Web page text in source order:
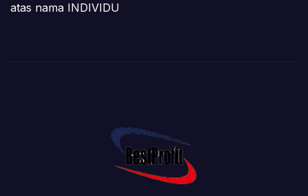
atas nama INDIVIDU